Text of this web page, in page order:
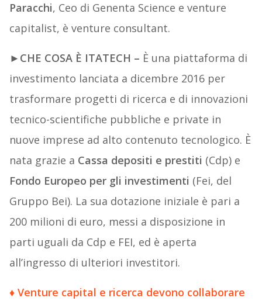
Paracchi, Ceo di Genenta Science e venture
capitalist, è venture consultant.
► CHE COSA È ITATECH – È una piattaforma di
investimento lanciata a dicembre 2016 per
trasformare progetti di ricerca e di innovazioni
tecnico-scientifiche pubbliche e private in
nuove imprese ad alto contenuto tecnologico. È
nata grazie a Cassa depositi e prestiti (Cdp) e
Fondo Europeo per gli investimenti (Fei, del
Gruppo Bei). La sua dotazione iniziale è pari a
200 milioni di euro, messi a disposizione in
parti uguali da Cdp e FEI, ed è aperta
all’ingresso di ulteriori investitori.
♦ Venture capital e ricerca devono collaborare